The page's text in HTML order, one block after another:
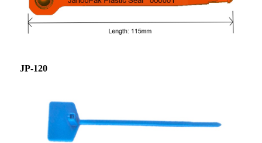
JP-120